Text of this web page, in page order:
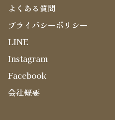
よくある質問
プライバシーポリシー
LINE
Instagram
Facebook
会社概要